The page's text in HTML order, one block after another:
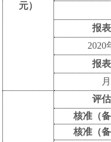
元）
报
2020
报
评
核准（
核准（